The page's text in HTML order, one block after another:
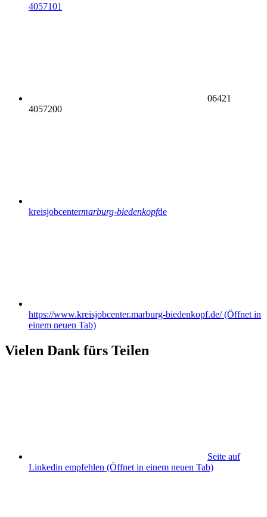
4057101
06421
4057200
kreisjobcentermarburg-biedenkopfde
https://www.kreisjobcenter.marburg-biedenkopf.de/(Öffnet in
einem neuen Tab)
Vielen Dank fürs Teilen
Seite auf
Linkedin empfehlen (Öffnet in einem neuen Tab)